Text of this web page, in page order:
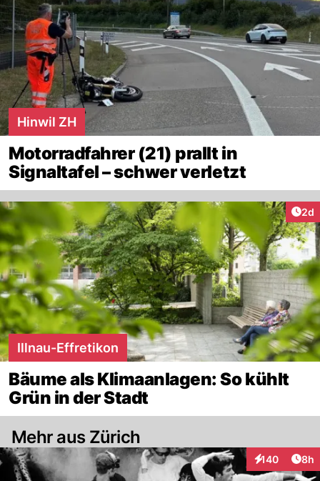
Hinwil ZH
Motorradfahrer (21) prallt in
Signaltafel – schwer verletzt
2d
Illnau-Effretikon
Bäume als Klimaanlagen: So kühlt
Grün in der Stadt
Mehr aus Zürich
140
Interaktionen
8h